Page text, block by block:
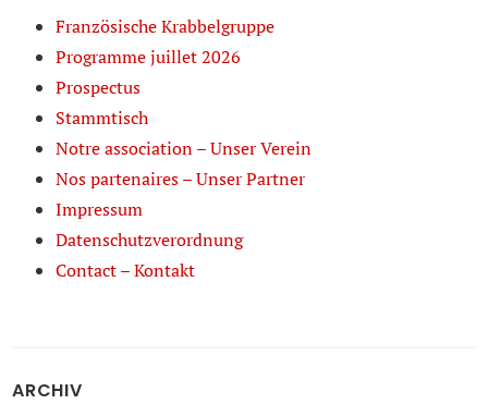
Französische Krabbelgruppe
Programme juillet 2026
Prospectus
Stammtisch
Notre association – Unser Verein
Nos partenaires – Unser Partner
Impressum
Datenschutzverordnung
Contact – Kontakt
ARCHIV